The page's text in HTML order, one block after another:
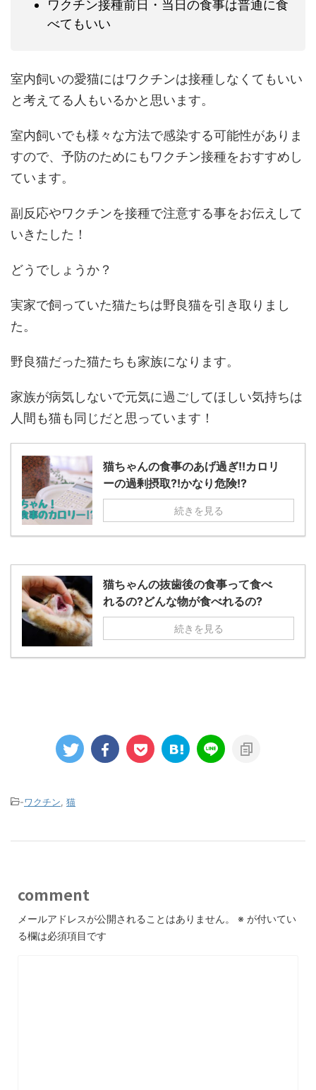
ワクチン接種前日・当日の食事は普通に食
べてもいい
室内飼いの愛猫にはワクチンは接種しなくてもいい
と考えてる人もいるかと思います。
室内飼いでも様々な方法で感染する可能性がありま
すので、予防のためにもワクチン接種をおすすめし
ています。
副反応やワクチンを接種で注意する事をお伝えして
いきたした！
どうでしょうか？
実家で飼っていた猫たちは野良猫を引き取りまし
た。
野良猫だった猫たちも家族になります。
家族が病気しないで元気に過ごしてほしい気持ちは
人間も猫も同じだと思っています！
猫ちゃんの食事のあげ過ぎ!!カロリ
ーの過剰摂取?!かなり危険!?
続きを見る
猫ちゃんの抜歯後の食事って食べ
れるの?どんな物が食べれるの?
続きを見る
-ワクチン 猫
comment
メールアドレスが公開されることはありません。 ※ が付いてい
る欄は必須項目です